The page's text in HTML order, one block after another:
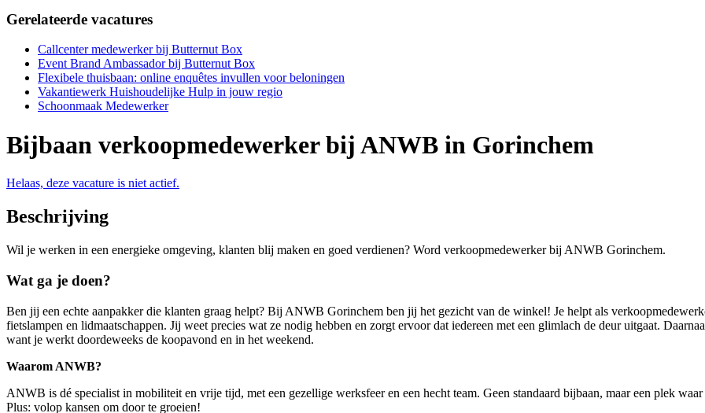
Gerelateerde vacatures
Callcenter medewerker bij Butternut Box
Event Brand Ambassador bij Butternut Box
Flexibele thuisbaan: online enquêtes invullen voor beloningen
Vakantiewerk Huishoudelijke Hulp in jouw regio
Schoonmaak Medewerker
Bijbaan verkoopmedewerker bij ANWB in Gorinchem
Helaas, deze vacature is niet actief.
Beschrijving
Wil je werken in een energieke omgeving, klanten blij maken en goed verdienen? Word verkoopmedewerker bij ANWB Gorinchem.
Wat ga je doen?
Ben jij een echte aanpakker die klanten graag helpt? Bij ANWB Gorinchem ben jij het gezicht van de winkel! Je helpt als
fietslampen en lidmaatschappen. Jij weet precies wat ze nodig hebben en zorgt ervoor dat iedereen met een glimlach de deur uitgaat.
want je werkt doordeweeks de koopavond en in het weekend.
Waarom ANWB?
ANWB is dé specialist in mobiliteit en vrije tijd, met een gezellige werksfeer en een hecht team. Geen standaard bijbaan, maar een plek
Plus: volop kansen om door te groeien!